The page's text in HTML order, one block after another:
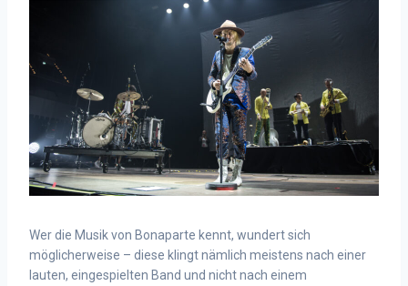
Wer die Musik von Bonaparte kennt, wundert sich
möglicherweise – diese klingt nämlich meistens nach einer
lauten, eingespielten Band und nicht nach einem